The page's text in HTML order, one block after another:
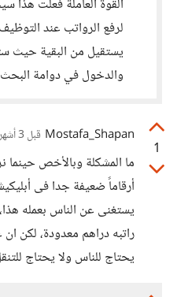
القوة العاملة فعلت
لرفع الرواتب عند
يستقيل من البقية حيث
والدخول في دوامة
1
Mostafa_Shapan قبل 3 أشهر
ما المشكلة وبالأخص
أرقاماً ضعيفة جدا فى
يستغنى عن الناس بعمله
راتبه دراهم معدودة، لكن
يحتاج للناس ولا يحتاج